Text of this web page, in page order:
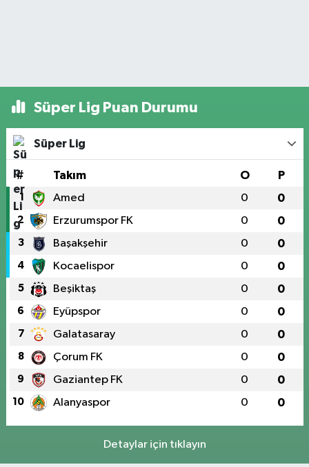
Süper Lig Puan Durumu
Süper Lig
# Takım O P
1 Amed 0 0
2 Erzurumspor FK 0 0
3 Başakşehir 0 0
4 Kocaelispor 0 0
5 Beşiktaş 0 0
6 Eyüpspor 0 0
7 Galatasaray 0 0
8 Çorum FK 0 0
9 Gaziantep FK 0 0
10 Alanyaspor 0 0
Detaylar için tıklayın